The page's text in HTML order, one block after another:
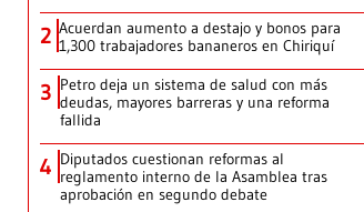
2 Acuerdan aumento a destajo y bonos para
1,300 trabajadores bananeros en Chiriquí
3 Petro deja un sistema de salud con más
deudas, mayores barreras y una reforma
fallida
4 Diputados cuestionan reformas al
reglamento interno de la Asamblea tras
aprobación en segundo debate